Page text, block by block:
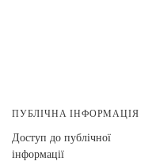
ПУБЛІЧНА ІНФОРМАЦІЯ
Доступ до публічної
інформації